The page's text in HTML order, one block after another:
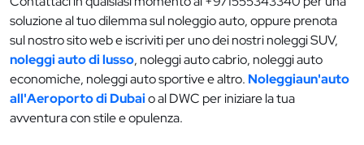
soluzione al tuo dilemma sul noleggio auto, oppure prenota
sul nostro sito web e iscriviti per uno dei nostri noleggi SUV,
noleggi auto di lusso, noleggi auto cabrio, noleggi auto
economiche, noleggi auto sportive e altro. Noleggiaun'auto
all'Aeroporto di Dubaio al DWC per iniziare la tua
avventura con stile e opulenza.